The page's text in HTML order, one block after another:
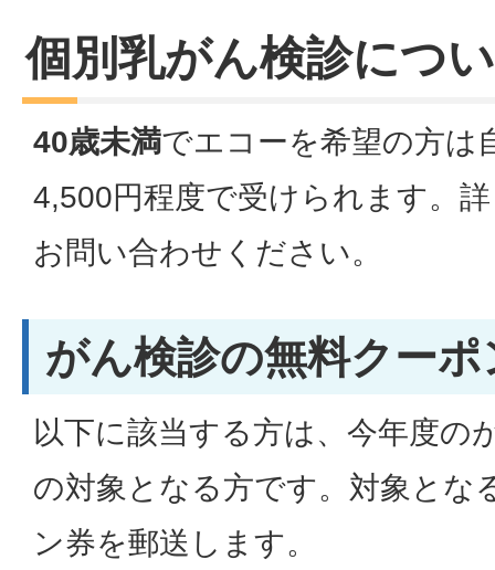
個別乳がん検診につ
40歳未満でエコーを希望の方は
4,500円程度で受けられます。
お問い合わせください。
がん検診の無料クーポ
以下に該当する方は、今年度の
の対象となる方です。対象とな
ン券を郵送します。